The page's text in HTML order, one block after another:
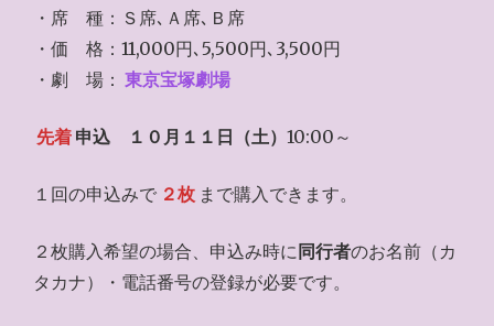
・席 種：Ｓ席､Ａ席､Ｂ席
・価 格：11,000円､5,500円､3,500円
・劇 場： 東京宝塚劇場
先着 申込 １０月１１日（土）10:00～
１回の申込みで ２枚 まで購入できます。
２枚購入希望の場合、申込み時に 同行者のお名前（カ
タカナ）・電話番号の登録が必要です。